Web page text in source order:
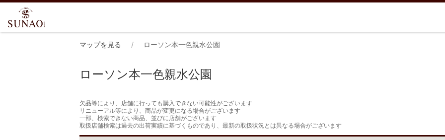
マップを見る ローソン本一色親水公園
ローソン本一色親水公園
欠品等により、店舗に行っても購入できない可能性がございます
リニューアル等により、商品が変更になる場合がございます
一部、検索できない商品、並びに店舗がございます
取扱店舗検索は過去の出荷実績に基づくものであり、最新の取扱状況とは異なる場合がございます